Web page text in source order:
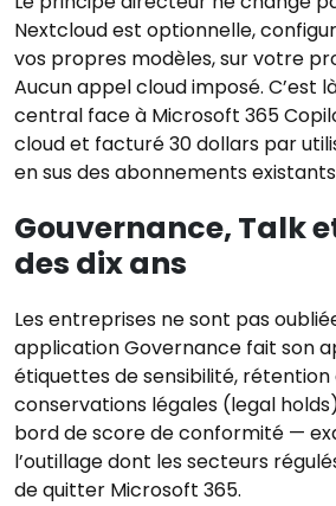
Nextcloud est optionnelle,
vos propres modèles, sur votre
Aucun appel cloud imposé. C’est
central face à Microsoft 365
cloud et facturé 30 dollars par
en sus des abonnements
Gouvernance, Talk
des dix ans
Les entreprises ne sont pas
application Governance fait son
étiquettes de sensibilité, rétention
conservations légales (legal
bord de score de conformité —
l’outillage dont les secteurs
de quitter Microsoft 365.